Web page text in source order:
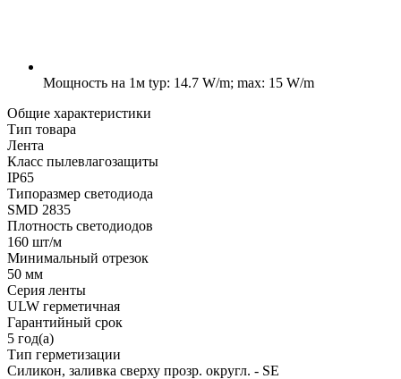
Мощность на 1м typ: 14.7 W/m; max: 15 W/m
Общие характеристики
Тип товара
Лента
Класс пылевлагозащиты
IP65
Типоразмер светодиода
SMD 2835
Плотность светодиодов
160 шт/м
Минимальный отрезок
50 мм
Серия ленты
ULW герметичная
Гарантийный срок
5 год(а)
Тип герметизации
Силикон, заливка сверху прозр. округл. - SE